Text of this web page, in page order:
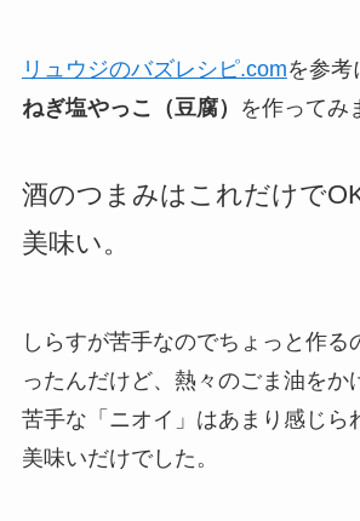
リュウジのバズレシピ.comを参考
ねぎ塩やっこ（豆腐）
を作ってみ
酒のつまみはこれだけで
美味い。
しらすが苦手なのでちょっと作る
ったんだけど、熱々のごま油をか
苦手な「ニオイ」はあまり感じら
美味いだけでした。